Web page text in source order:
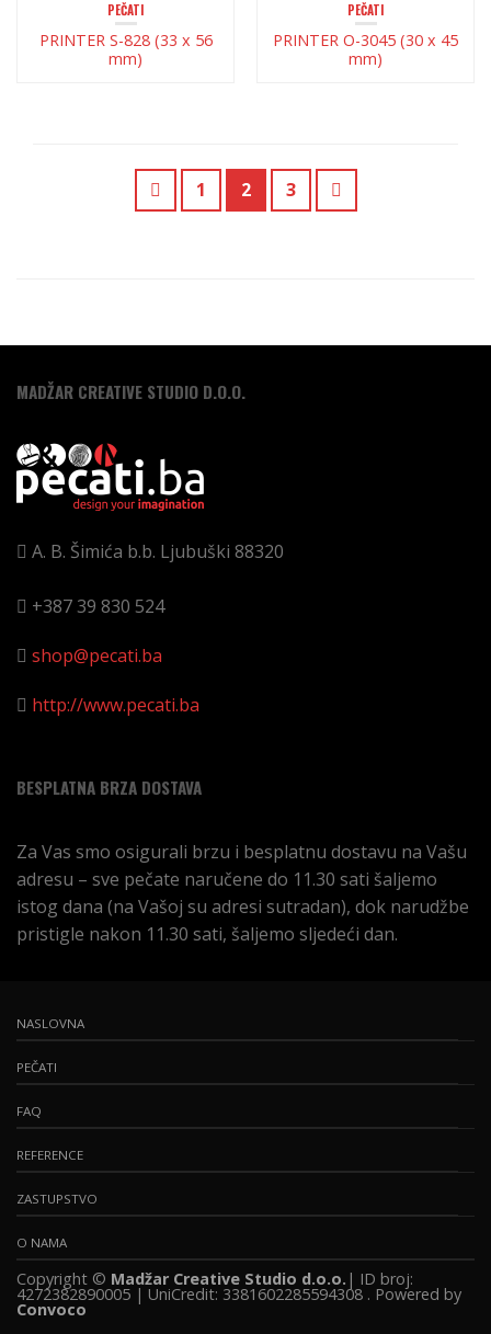
PEČATI
PRINTER S-828 (33 x 56
mm)
PEČATI
PRINTER O-3045 (30 x 45
mm)
1 2 3
MADŽAR CREATIVE STUDIO D.O.O.
A. B. Šimića b.b. Ljubuški 88320
+387 39 830 524
shop@pecati.ba
http://www.pecati.ba
BESPLATNA BRZA DOSTAVA
Za Vas smo osigurali brzu i besplatnu dostavu na Vašu
adresu – sve pečate naručene do 11.30 sati šaljemo
istog dana (na Vašoj su adresi sutradan), dok narudžbe
pristigle nakon 11.30 sati, šaljemo sljedeći dan.
NASLOVNA
PEČATI
FAQ
REFERENCE
ZASTUPSTVO
O NAMA
Copyright © Madžar Creative Studio d.o.o. | ID broj:
4272382890005 | UniCredit: 3381602285594308 . Powered by
Convoco